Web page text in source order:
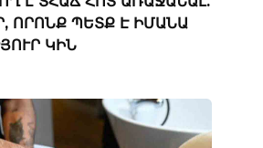
ՈՐՈՆՔ ՊԵՏՔ Է ԻՄԱՆԱ
ԿԻՆ